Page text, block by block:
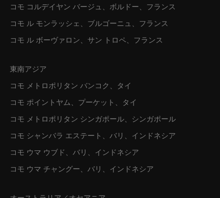
コモ コルデイヤン バージュ、ボルドー、フランス
コモ ル モンラッシェ、ブルゴーニュ、フランス
コモ ル ボーヴァロン、サン トロペ、フランス
東南アジア
コモ メトロポリタン バンコク、タイ
コモ ポイントヤム、プーケット、タイ
コモ メトロポリタン シンガポール、シンガポール
コモ シャンバラ エステート、バリ、インドネシア
コモ ウマ ウブド、バリ、インドネシア
コモ ウマ チャングー、バリ、インドネシア